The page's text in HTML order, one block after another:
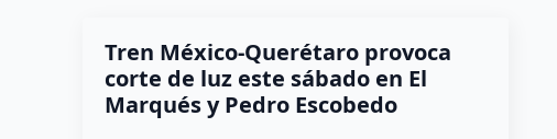
Tren México-Querétaro provoca
corte de luz este sábado en El
Marqués y Pedro Escobedo